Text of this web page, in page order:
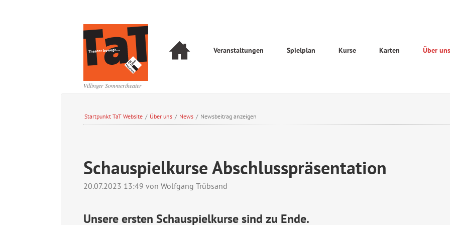
Villinger Sommertheater
Navigation
überspringen
Veranstaltungen Spielplan Kurse Karten Über uns
Startpunkt TaT Website / Über uns / News / Newsbeitrag anzeigen
Schauspielkurse Abschlusspräsentation
20.07.2023 13:49 von Wolfgang Trübsand
Unsere ersten Schauspielkurse sind zu Ende.